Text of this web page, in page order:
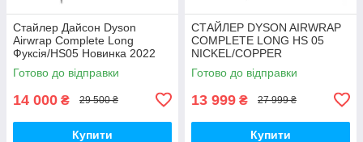
Стайлер Дайсон Dyson
Airwrap Complete Long
Фуксія/HS05 Новинка 2022
Готово до відправки
14 000 ₴ 29 500 ₴
Купити
СТАЙЛЕР DYSON AIRWRAP
COMPLETE LONG НS 05
NICKEL/COPPER
Готово до відправки
13 999 ₴ 27 999 ₴
Купити